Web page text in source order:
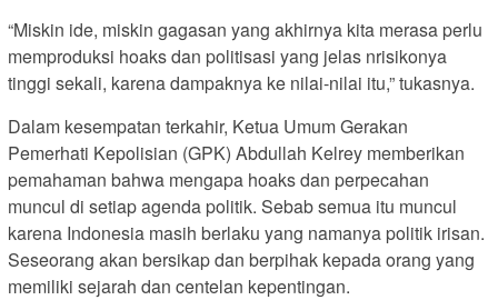
“Miskin ide, miskin gagasan yang akhirnya kita merasa perlu
memproduksi hoaks dan politisasi yang jelas nrisikonya
tinggi sekali, karena dampaknya ke nilai-nilai itu,” tukasnya.
Dalam kesempatan terkahir, Ketua Umum Gerakan
Pemerhati Kepolisian (GPK) Abdullah Kelrey memberikan
pemahaman bahwa mengapa hoaks dan perpecahan
muncul di setiap agenda politik. Sebab semua itu muncul
karena Indonesia masih berlaku yang namanya politik irisan.
Seseorang akan bersikap dan berpihak kepada orang yang
memiliki sejarah dan centelan kepentingan.